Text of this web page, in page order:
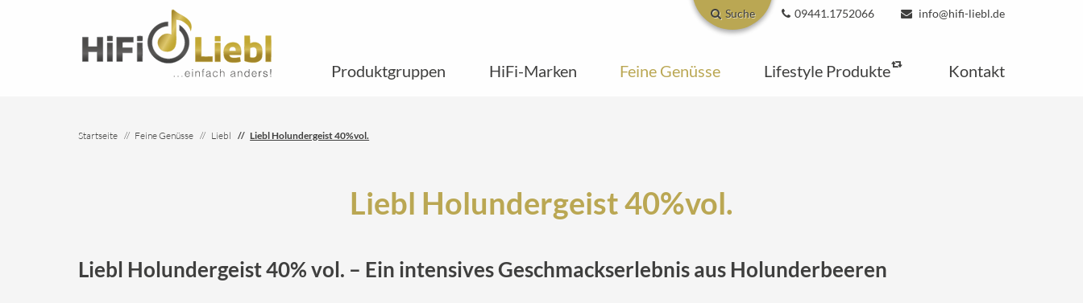
Suche 09441.1752066 info@hifi-liebl.de
Produktgruppen HiFi-Marken Feine Genüsse Lifestyle Produkte Kontakt
Startseite Feine Genüsse Liebl Liebl Holundergeist 40%vol.
Liebl Holundergeist 40%vol.
Liebl Holundergeist 40% vol. – Ein intensives Geschmackserlebnis aus Holunderbeeren